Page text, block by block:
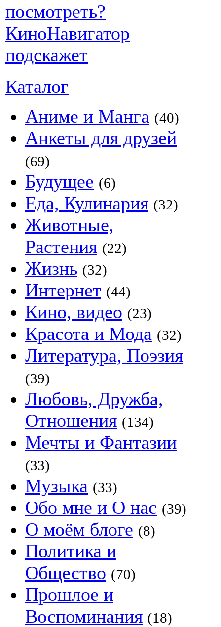
Каталог
Аниме и Манга (40)
Анкеты для друзей
(69)
Будущее (6)
Еда, Кулинария (32)
Животные,
Растения (22)
Жизнь (32)
Интернет (44)
Кино, видео (23)
Красота и Мода (32)
Литература, Поэзия
(39)
Любовь, Дружба,
Отношения (134)
Мечты и Фантазии
(33)
Музыка (33)
Обо мне и О нас (39)
О моём блоге (8)
Политика и
Общество (70)
Прошлое и
Воспоминания (18)